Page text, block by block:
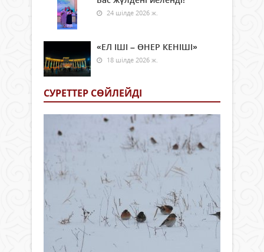
24 шілде 2026 ж.
«ЕЛ ІШІ – ӨНЕР КЕНІШІ»
18 шілде 2026 ж.
СУРЕТТЕР СӨЙЛЕЙДI